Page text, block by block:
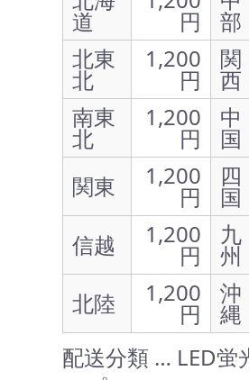
道 円 部
北東
北
1,200
円
関
西
南東
北
1,200
円
中
国
関東
1,200
円
四
国
信越
1,200
円
九
州
北陸
1,200
円
沖
縄
配送分類 … LED蛍